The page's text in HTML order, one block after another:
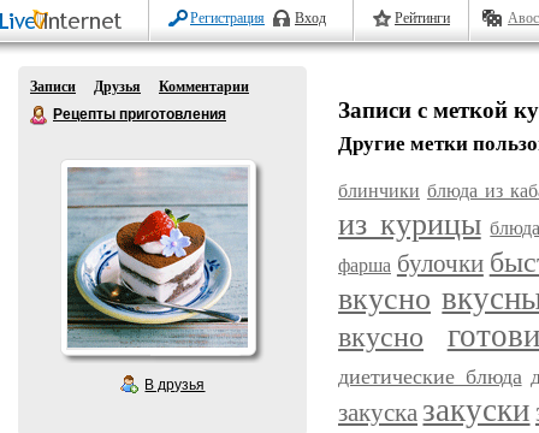
Регистрация Вход Рейтинги
Записи Друзья
Комментарии
Рецепты приготовления
В друзья
Записи с меткой
Другие метки
блинчики блюда из
из курицы
фарша булочки
вкусно
вкусно
диетические блюда
закусказакуски